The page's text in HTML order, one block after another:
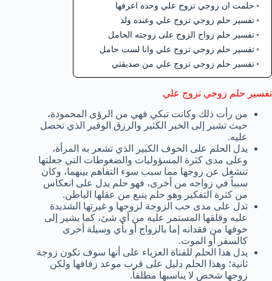
حلمت ان زوجي تزوج علي وحده اعرفها
تفسير حلم زوجي تزوج علي وعنده ولد
تفسير حلم زواج الزوج على زوجته الحامل
تفسير حلم زوجي تزوج علي وانا لست حامل
تفسير حلم زوجي تزوج علي من صديقتي
تفسير حلم زوجي تزوج علي
من رأت ذلك وكانت تبكي فهي من الرؤى المحمودة،
حيث تشير إلى الخير الكثير والرزق الوفير الذي تحصل
عليه.
يدل الحلم على الخوف الكبير الذي تشعر به المرأة،
وعلى مدى كثرة المسؤوليات والضغوطات التي جعلتها
تنشغل عن زوجها مما سبب سوء التفاهم بينهما، وكان
سبباً في زواجه من أخرى، فهو حلم يدل على انعكاس
من كثرة التفكير وهو حلم ينبع من عقلها الباطن.
تدل على مدى حب الزوجة لزوجها و غيرتها الشديدة
عليه وقلقها المستمر عليه من أي شئ، كما يشير إلى
خوفها من فقدانه إما بالزواج أو بأي وسيلة أخرى
كالسفر أو الموت.
يدل هذا الحلم للفتاة العزباء على أنها سوف تكون زوجة
ثانية؛ وهذا الحلم دليل على قرب موعد زفافها ولكن
زوجها شخص لا يناسبها مطلقاً.